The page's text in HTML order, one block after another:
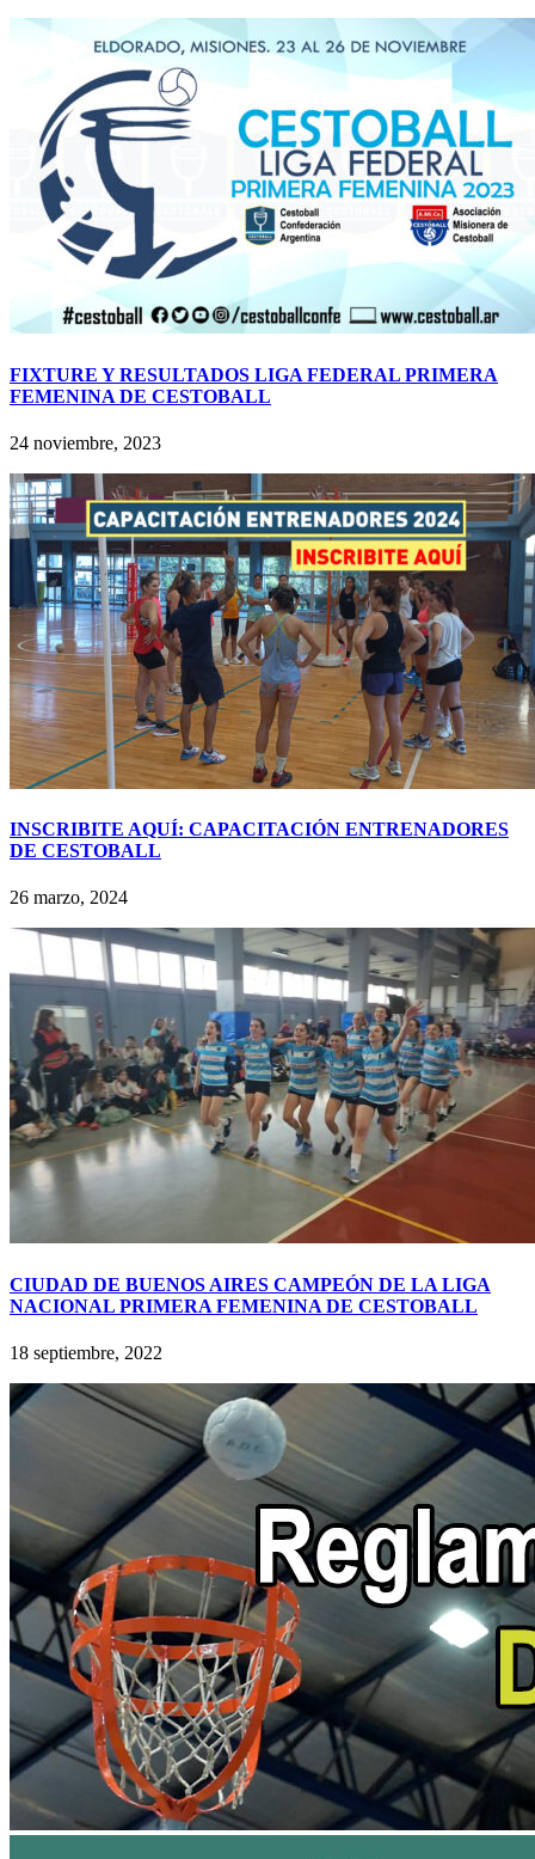
FIXTURE Y RESULTADOS LIGA FEDERAL PRIMERA
FEMENINA DE CESTOBALL
24 noviembre, 2023
INSCRIBITE AQUÍ: CAPACITACIÓN ENTRENADORES
DE CESTOBALL
26 marzo, 2024
CIUDAD DE BUENOS AIRES CAMPEÓN DE LA LIGA
NACIONAL PRIMERA FEMENINA DE CESTOBALL
18 septiembre, 2022